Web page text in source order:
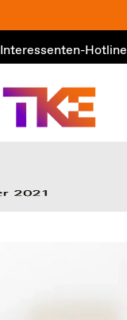
Interessenten-Hotline